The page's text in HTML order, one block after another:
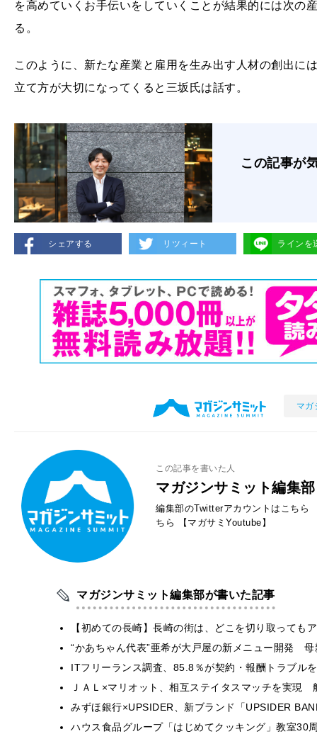
を高めていくお手伝いをしていくことが結果的には次の
る。
このように、新たな産業と雇用を生み出す人材の創出に
立て方が大切になってくると三坂氏は話す。
この記事が
シェアする リツィート ラインを
マガ
この記事を書いた人
マガジンサミット編集部
編集部のTwitterアカウントはこちら
ちら
【マガサミYoutube】
マガジンサミット編集部が書いた記事
【初めての長崎】長崎の街は、どこを切り取って
“かあちゃん代表”亜希が大戸屋の新メニュー開発
ITフリーランス調査、85.8％が契約・報酬トラブ
ＪＡＬ×マリオット、相互ステイタスマッチを実
みずほ銀行×UPSIDER、新ブランド「UPSIDER
ハウス食品グループ「はじめてクッキング」教室